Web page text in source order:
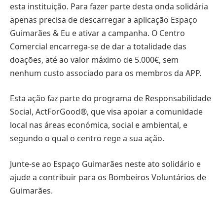
esta instituição. Para fazer parte desta onda solidária
apenas precisa de descarregar a aplicação Espaço
Guimarães & Eu e ativar a campanha. O Centro
Comercial encarrega-se de dar a totalidade das
doações, até ao valor máximo de 5.000€, sem
nenhum custo associado para os membros da APP.
Esta ação faz parte do programa de Responsabilidade
Social, ActForGood®, que visa apoiar a comunidade
local nas áreas económica, social e ambiental, e
segundo o qual o centro rege a sua ação.
Junte-se ao Espaço Guimarães neste ato solidário e
ajude a contribuir para os Bombeiros Voluntários de
Guimarães.